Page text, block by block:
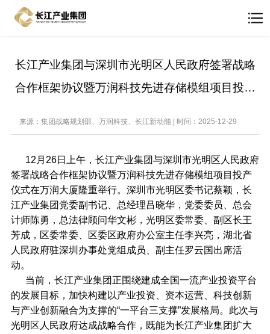
长江产业集团与深圳市光明区人民政府签署战略
合作框架协议暨万润科技先进存储模组项目投产
来源：集团战略规划部、万润科技、长江新动能 | 时间：2025-12-29
12月26日上午，长江产业集团与深圳市光明区人民政府
签署战略合作框架协议暨万润科技先进存储模组项目投产
仪式在万润大厦隆重举行。深圳市光明区委书记蔡颖，长
江产业集团党委副书记、总经理吕晓华，党委委员、总会
计师陈勇，总法律顾问华文彬，光明区委常委、副区长王
芳成，区委常委、区委区政府办公室主任李兴亮，湖北省
人民政府驻深圳办事处党组成员、副主任罗云国出席活
动。
当前，长江产业集团正围绕建成全国一流产业投资平台
的发展目标，加快构建以产业投资、资本运营、科技创新
与产业创新融合为支撑的“一平台三支撑”发展格局。此次与
光明区人民政府达成战略合作，既能为长江产业集团扩大